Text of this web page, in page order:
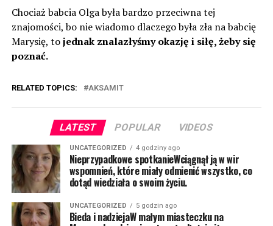
Chociaż babcia Olga była bardzo przeciwna tej
znajomości, bo nie wiadomo dlaczego była zła na babcię
Marysię, tojednak znalazłyśmy okazję i siłę, żeby się
poznać.
RELATED TOPICS: AKSAMIT
LATEST POPULAR VIDEOS
UNCATEGORIZED 4 godziny ago
Nieprzypadkowe spotkanieWciągnął ją w wir
wspomnień, które miały odmienić wszystko, co
dotąd wiedziała o swoim życiu.
UNCATEGORIZED 5 godzin ago
Bieda i nadziejaW małym miasteczku na